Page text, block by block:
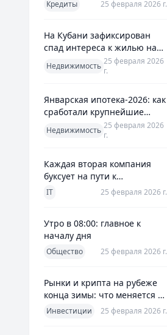
дефицита
Кредиты 25 февраля 2026 г.
На Кубани зафиксирован
спад интереса к жилью на
Недвижимость 25 февраля 2026
г.
Январская ипотека-2026: как
сработали крупнейшие
банки и что это значит для
заемщиков
Недвижимость 25 февраля 2026
г.
Каждая вторая компания
буксует на пути к
полноценной ERP
IT 25 февраля 2026 г.
Утро в 08:00: главное к
началу дня
Общество 25 февраля 2026 г.
Рынки и крипта на рубеже
конца зимы: что меняется к
25 февраля 2026
Инвестиции 25 февраля 2026 г.